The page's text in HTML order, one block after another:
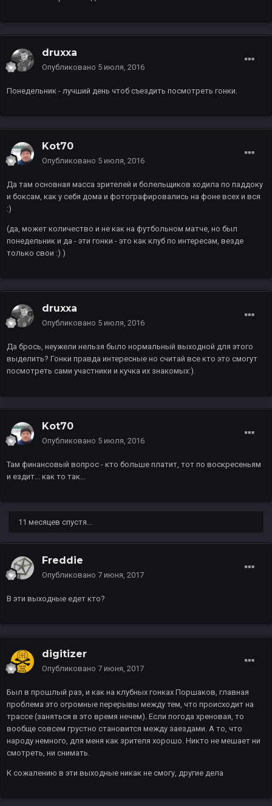
druxxa
Опубликовано 5 июля, 2016
Понедельник - лучший день чтоб съездить посмотреть гонки.
Kot70
Опубликовано 5 июля, 2016
Да там основная масса зрителей и болельщиков ходила по паддоку
и боксам, как у себя дома и фотографировались на фоне всех и вся
:)
(да, может количество и не как на футбольном матче, но был
понедельник и да - эти гонки - это как клуб по интересам, везде
только свои :) )
druxxa
Опубликовано 5 июля, 2016
Да брось, неужели нельзя было нормальный выходной для этого
выделить? Гонки правда интересные но считай все кто это смогут
посмотреть сами участники и кучка их знакомых:).
Kot70
Опубликовано 5 июля, 2016
Там финансовый вопрос - кто больше платит, тот по воскресеньям
и ездит... как то так...
11 месяцев спустя...
Freddie
Опубликовано 7 июня, 2017
В эти выходные едет кто?
digitizer
Опубликовано 7 июня, 2017
Был в прошлый раз, и как на клубных гонках Поршаков, главная
проблема это огромные перерывы между тем, что происходит на
трассе (заняться в это время нечем). Если погода хреновая, то
вообще совсем грустно становится между заездами. А то, что
народу немного, для меня как зрителя хорошо. Никто не мешает ни
смотреть, ни снимать.
К сожалению в эти выходные никак не смогу, другие дела